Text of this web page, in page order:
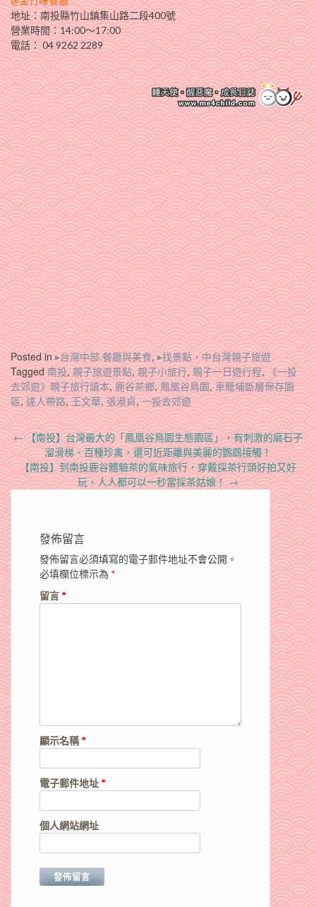
地址：南投縣竹山鎮集山路二段400號
營業時間：14:00～17:00
電話： 04 9262 2289
Posted in▸台灣中部.餐廳與美食,▸找景點‧中台灣親子旅遊
Tagged南投,親子旅遊景點,親子小旅行,親子一日遊行程,《一投
去郊遊》親子旅行讀本,鹿谷茶鄉,鳳凰谷鳥園,車籠埔斷層保存園
區,達人帶路,王文華,張淑貞,一投去郊遊
Post
navigation
←【南投】台灣最大的「鳳凰谷鳥園生態園區」，有刺激的磨石子
溜滑梯、百種珍禽，還可近距離與美麗的鸚鵡接觸！
【南投】到南投鹿谷體驗茶的氣味旅行，穿戴採茶行頭好拍又好
玩，人人都可以一秒當採茶姑娘！→
發佈留言
發佈留言必須填寫的電子郵件地址不會公開。
必填欄位標示為 *
留言 *
顯示名稱*
電子郵件地址 *
個人網站網址